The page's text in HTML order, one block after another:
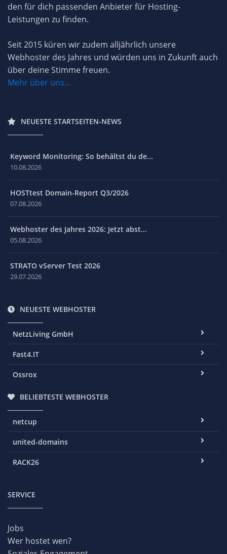
den für dich passenden Anbieter für Hosting-
Leistungen zu finden.
Seit 2015 küren wir zudem alljährlich unsere
Webhoster des Jahres und würden uns in Zukunft auch
über deine Stimme freuen.
Mehr über uns...
NEUESTE STARTSEITEN-NEWS
Keyword Monitoring: So behältst du de...
10.08.2026
HOSTtest Domain-Report Q3/2026
07.08.2026
Webhoster des Jahres 2026: Jetzt abst...
05.08.2026
STRATO vServer Test 2026
29.07.2026
NEUESTE WEBHOSTER
NetzLiving GmbH
Fast4.IT
Ossrox
BELIEBTESTE WEBHOSTER
netcup
united-domains
RACK26
SERVICE
Jobs
Wer hostet wen?